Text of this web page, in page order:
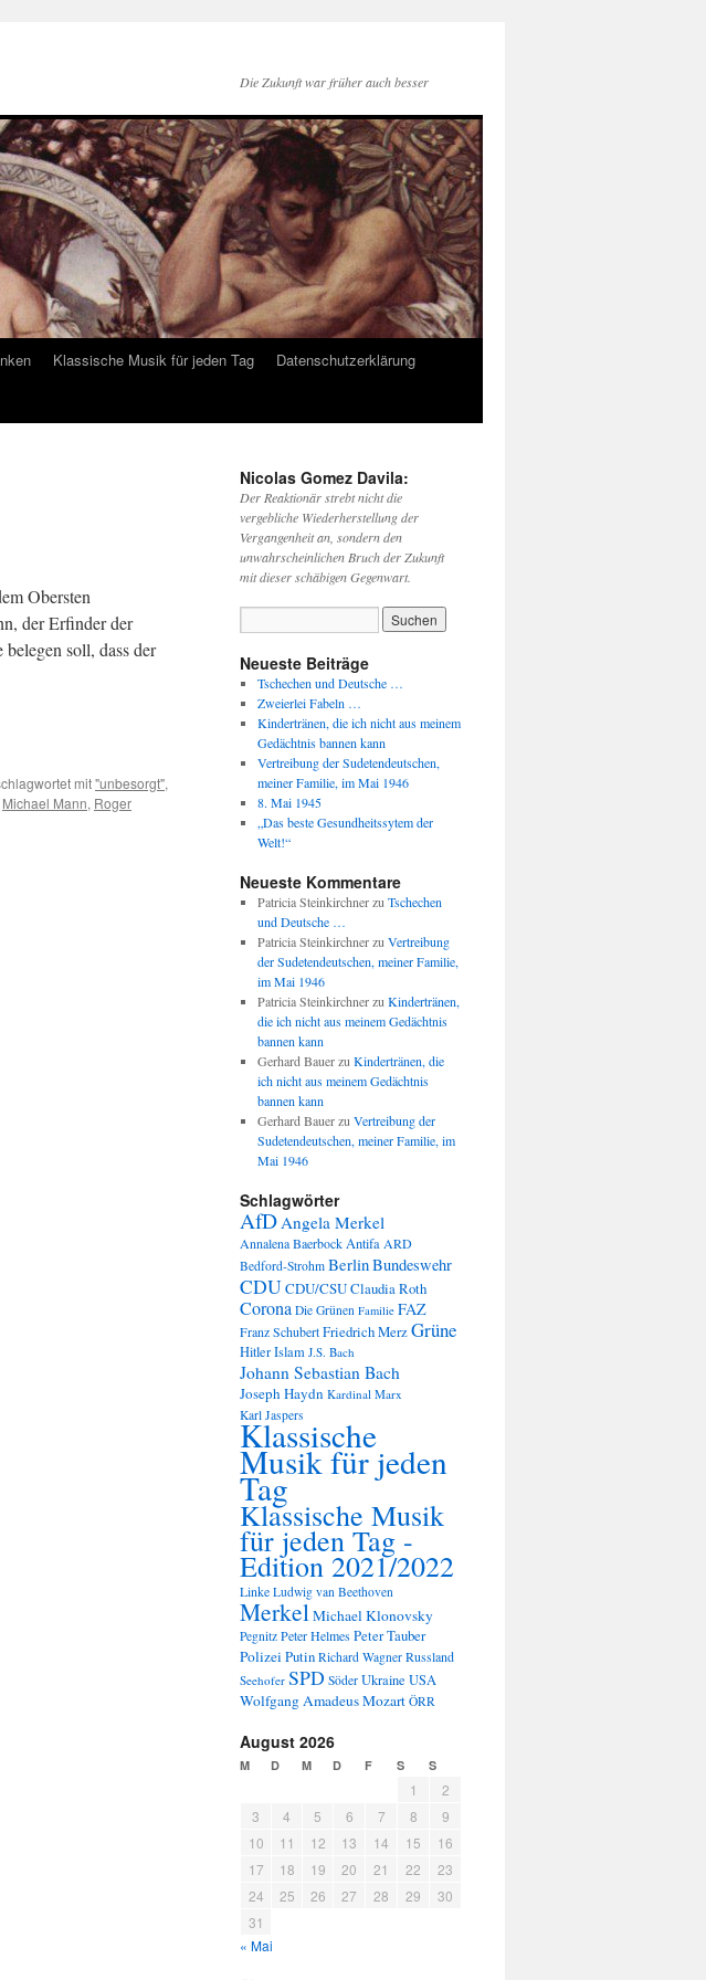
Die Zukunft war früher auch besser
Klassische Musik für jeden Tag
Datenschutzerklärung
Obersten
der Erfinder der
soll, dass der
mit"unbesorgt",
Michael Mann, Roger
Nicolas Gomez Davila:
Der Reaktionär strebt nicht die
vergebliche Wiederherstellung der
Vergangenheit an, sondern den
unwahrscheinlichen Bruch der Zukunft
mit dieser schäbigen Gegenwart.
Neueste Beiträge
Tschechen und Deutsche …
Zweierlei Fabeln …
Kindertränen, die ich nicht aus meinem
Gedächtnis bannen kann
Vertreibung der Sudetendeutschen,
meiner Familie, im Mai 1946
8. Mai 1945
„Das beste Gesundheitssytem der
Welt!“
Neueste Kommentare
Patricia Steinkirchnerzu Tschechen
und Deutsche …
Patricia Steinkirchnerzu Vertreibung
der Sudetendeutschen, meiner Familie,
im Mai 1946
Patricia Steinkirchnerzu Kindertränen,
die ich nicht aus meinem Gedächtnis
bannen kann
Gerhard Bauerzu Kindertränen, die
ich nicht aus meinem Gedächtnis
bannen kann
Gerhard Bauerzu Vertreibung der
Sudetendeutschen, meiner Familie, im
Mai 1946
Schlagwörter
AfDAngela Merkel
Annalena BaerbockAntifa ARD
Bedford-Strohm BerlinBundeswehr
CDUCDU/CSUClaudia Roth
Corona Die Grünen Familie FAZ
Franz SchubertFriedrich MerzGrüne
HitlerIslam J.S. Bach
Johann Sebastian Bach
Joseph Haydn Kardinal Marx
Karl Jaspers
Klassische
Musik für jeden
Tag
Klassische Musik
für jeden Tag -
Edition 2021/2022
Linke Ludwig van Beethoven
MerkelMichael Klonovsky
Pegnitz Peter HelmesPeter Tauber
PolizeiPutin Richard Wagner Russland
Seehofer SPD Söder Ukraine USA
Wolfgang Amadeus Mozart ÖRR
August 2026
M D M D F S S
1
2
3
4 5 6 7 8
9
10
11 12 13 14 15
16
17
18 19 20 21 22
23
24
25 26 27 28 29
30
31
« Mai